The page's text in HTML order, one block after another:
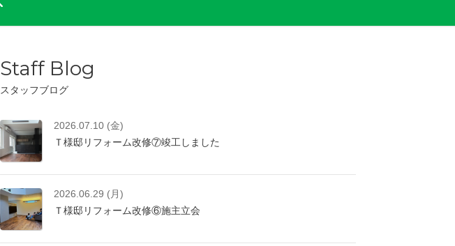
Staff Blog
スタッフブログ
2026.07.10 (金)
Ｔ様邸リフォーム改修⑦竣工しました
2026.06.29 (月)
Ｔ様邸リフォーム改修⑥施主立会